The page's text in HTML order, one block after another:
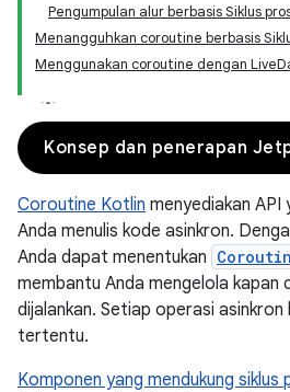
Pengumpulan alur berbasis Siklus
Menangguhkan coroutine berbasis
Menggunakan coroutine dengan
Coroutine Kotlin menyediakan API
Anda menulis kode asinkron.
Anda dapat menentukan
membantu Anda mengelola kapan
dijalankan. Setiap operasi
tertentu.
Komponen yang mendukung siklus